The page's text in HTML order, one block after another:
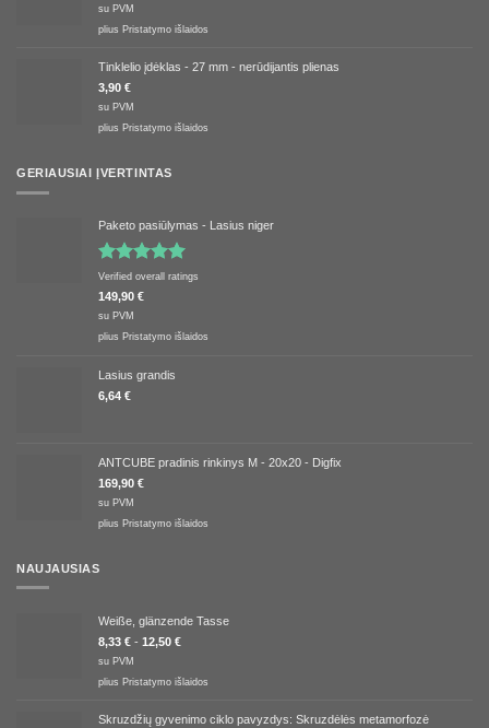
su PVM
plius Pristatymo išlaidos
Tinklelio įdėklas - 27 mm - nerūdijantis plienas
3,90 €
su PVM
plius Pristatymo išlaidos
GERIAUSIAI ĮVERTINTAS
Paketo pasiūlymas - Lasius niger
Įvertinimas:
5.00iš 5
Verified overall ratings
149,90 €
su PVM
plius Pristatymo išlaidos
Lasius grandis
6,64 €
ANTCUBE pradinis rinkinys M - 20x20 - Digfix
169,90 €
su PVM
plius Pristatymo išlaidos
NAUJAUSIAS
Weiße, glänzende Tasse
8,33 € - 12,50 €
su PVM
plius Pristatymo išlaidos
Skruzdžių gyvenimo ciklo pavyzdys: Skruzdėlės metamorfozė